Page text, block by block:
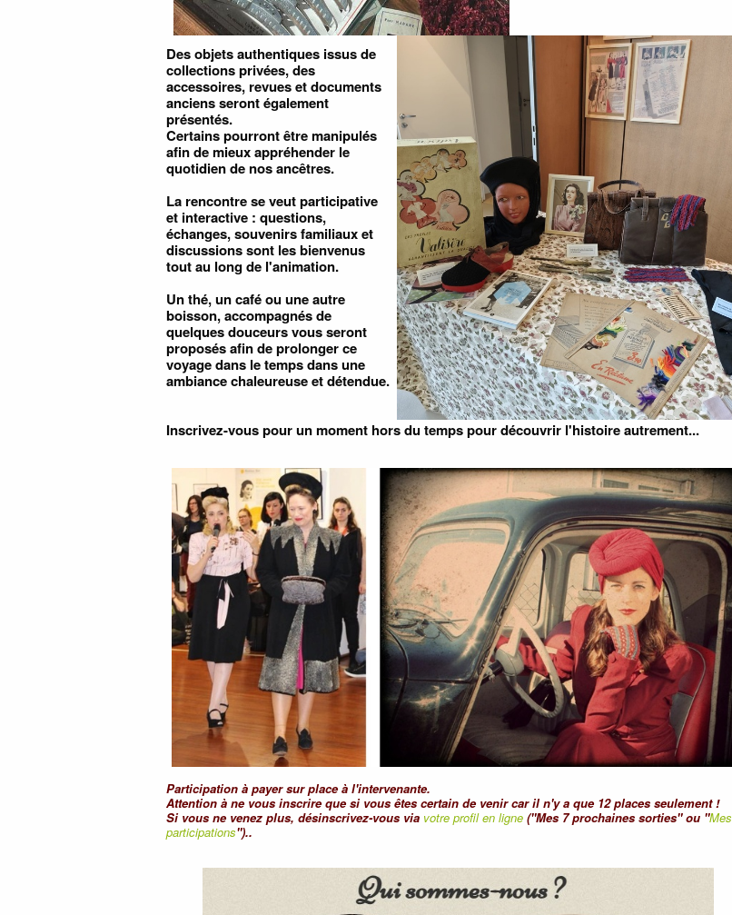
Des objets authentiques issus de
collections privées, des
accessoires, revues et documents
anciens seront également
présentés.
Certains pourront être manipulés
afin de mieux appréhender le
quotidien de nos ancêtres.
La rencontre se veut participative
et interactive : questions,
échanges, souvenirs familiaux et
discussions sont les bienvenus
tout au long de l'animation.
Un thé, un café ou une autre
boisson, accompagnés de
quelques douceurs vous seront
proposés afin de prolonger ce
voyage dans le temps dans une
ambiance chaleureuse et détendue.
Inscrivez-vous pour un moment hors du temps pour découvrir l'histoire autrement...
Participation à payer sur place à l'intervenante.
Attention à ne vous inscrire que si vous êtes certain de venir car il n'y a que 12 places seulement !
Si vous ne venez plus, désinscrivez-vous via votre profil en ligne ("Mes 7 prochaines sorties" ou "Mes
participations")..